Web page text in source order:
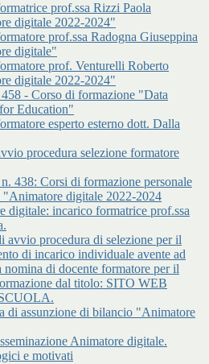
prof.ssa Rizzi Paola
digitale 2022-2024"
prof.ssa Radogna Giuseppina
digitale"
prof. Venturelli Roberto
digitale 2022-2024"
- Corso di formazione "Data
Education"
esperto esterno dott. Dalla
procedura selezione formatore
438: Corsi di formazione personale
digitale 2022-2024
digitale: incarico formatrice prof.ssa
avvio procedura di selezione per il
di incarico individuale avente ad
nomina di docente formatore per il
dal titolo: SITO WEB
di assunzione di bilancio "Animatore
Animatore digitale.
e motivati